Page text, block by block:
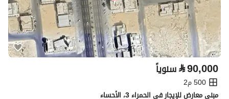
⃁90,000 سنوياً
500 م2
مبنى معارض للإيجار في الحمراء 3، الأحساء